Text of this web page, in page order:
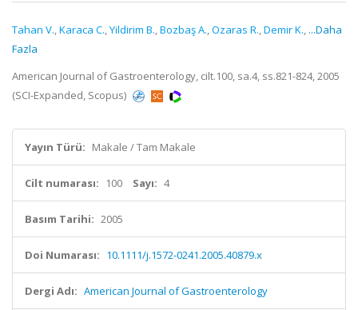
Tahan V.,Karaca C.,Yildirim B.,Bozbaş A.,Ozaras R.,Demir K., ...Daha
Fazla
American Journal of Gastroenterology, cilt.100, sa.4, ss.821-824, 2005
(SCI-Expanded, Scopus)
Yayın Türü: Makale / Tam Makale
Cilt numarası: 100 Sayı: 4
Basım Tarihi: 2005
Doi Numarası: 10.1111/j.1572-0241.2005.40879.x
Dergi Adı: American Journal of Gastroenterology